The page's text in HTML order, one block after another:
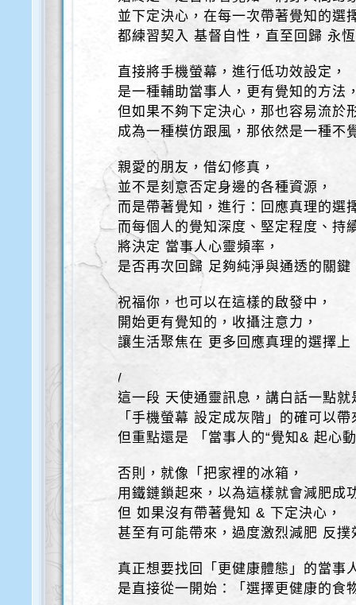
並下定決心，在每一次帶著覺知的選
都練習契入 基督自性，直至回歸 永
直接將手機螢幕，進行低功效設定，
是一種輔助當事人，更有覺知的方法
但如果不夠下定決心，那也容易流於
成為一種模仿跟風，那依然是一種不
親愛的朋友，借幻修真，
並不是刻意否定身邊的各種資源，
而是帶著覺知，進行：回應真理的選
而每個人的覺知深度、堅定程度、持
將決定 當事人心靈頻率，
是否再次回歸 足夠純淨與通透的關鍵
祝福你，也可以在這樣的啟發中，
開始更有覺知的，收攝注意力，
讓生活聚焦在 更多回應真理的選擇上
/
這一段 天使通靈訊息，講白話一點就
「手機螢幕 設定成灰階」的確可以
但重點還是 「當事人的“覺知& 起心
否則，就像「把家裡的冰箱，
用鐵鏈鎖起來，以為這樣就會減肥成
但 如果沒有帶著覺知 & 下定決心，
甚至有可能帶來，過度激烈減肥 反
真正想要找回「更健康體態」的當事
是直接從一開始：「選擇更健康的食